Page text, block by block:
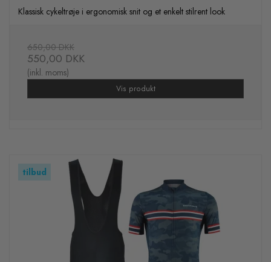
Klassisk cykeltrøje i ergonomisk snit og et enkelt stilrent look
650,00 DKK
550,00 DKK
(inkl. moms)
Vis produkt
tilbud